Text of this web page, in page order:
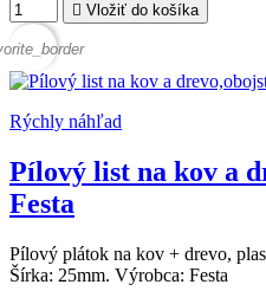
 Vložiť do košíka
Rýchly náhľad
Pílový list na kov a
Festa
Pílový plátok na kov + drevo,
Šírka: 25mm. Výrobca: Festa